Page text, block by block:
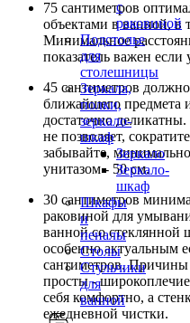
с
раковиной
Подстолье
для
столешницы
Зеркала,
полки,
зеркало-
шкаф
Зеркало
Зеркало-
шкаф
Шкафы
и
пеналы
Столы
Стульчики
для
ванной
75 сантиметров
объектами в ванной, в
Минимальное
показатель важен если
45 сантиметров
ближайшего предмета
достаточно
не позволяет,
забывайте,
унитазом - 50 см.
30 сантиметров
раковиной для
ванной со стеклянной
особенно актуальным
сантиметров. Причины
просты -
себя комфортно, а
ежедневной чистки.